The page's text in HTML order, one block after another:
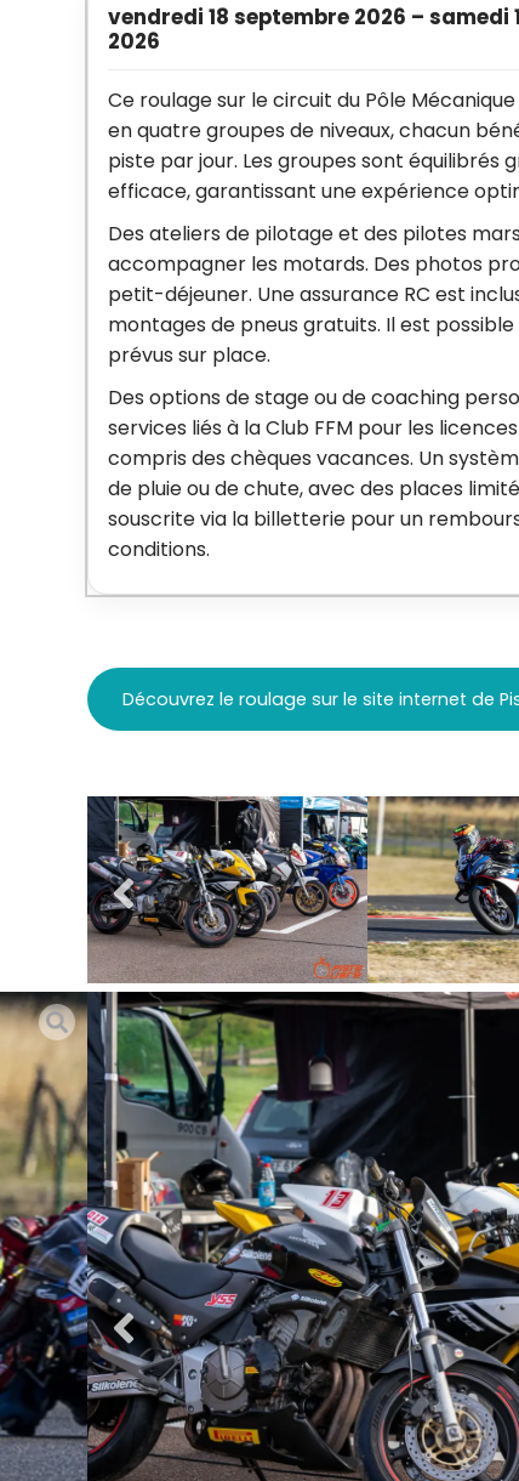
vendredi 18 septembre 2026 – samedi
2026
Ce roulage sur le circuit du Pôle
en quatre groupes de niveaux, chacun
piste par jour. Les groupes sont
efficace, garantissant une expérience
Des ateliers de pilotage et des pilotes
accompagner les motards. Des photos
petit-déjeuner. Une assurance RC est
montages de pneus gratuits. Il est
prévus sur place.
Des options de stage ou de coaching
services liés à la Club FFM pour les
compris des chèques vacances. Un
de pluie ou de chute, avec des places
souscrite via la billetterie pour un
conditions.
Découvrez le roulage sur le site internet de